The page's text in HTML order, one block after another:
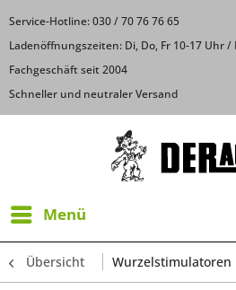
Service-Hotline: 030 / 70 76 76 65
Ladenöffnungszeiten: Di, Do, Fr 10-17 Uhr /
Fachgeschäft seit 2004
Schneller und neutraler Versand
Menü
Übersicht Wurzelstimulatoren